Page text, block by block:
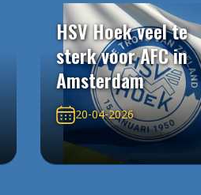
HSV Hoek veel te
sterk voor AFC in
Amsterdam
20-04-2026